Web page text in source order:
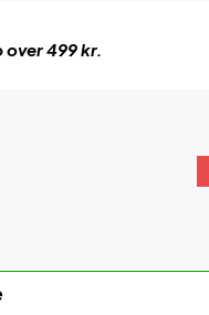
over 499 kr.